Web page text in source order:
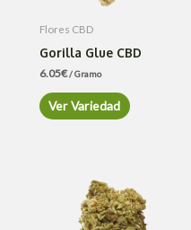
Flores CBD
Gorilla Glue CBD
6.05€/ Gramo
Ver Variedad